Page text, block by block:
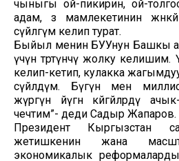
чыныгы ой-пикирин, ой-
адам, өз мамлекетинин
сүйлөгүм келип турат.
Быйыл менин БУУнун Башкы
үчүн төртүнчү жолку
келип-кетип, кулакка
сүйлөдүм. Бүгүн мен
жүрөгүн өйүгөн көйгөйлөрдү
чечтим”- деди Садыр Жапаров.
Президент Кыргызстан
жетишкенин жана
экономикалык